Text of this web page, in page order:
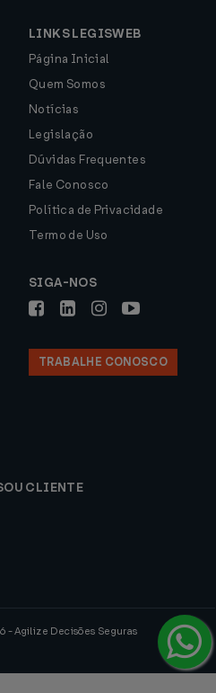
LINKS LEGISWEB
Página Inicial
Quem Somos
Notícias
Legislação
Dúvidas Frequentes
Fale Conosco
Política de Privacidade
Termo de Uso
SIGA-NOS
TRABALHE CONOSCO
CLIENTE
- Agilize Decisões Seguras